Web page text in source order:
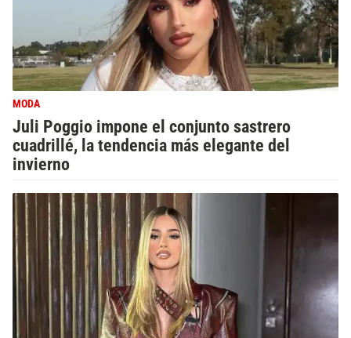
MODA
Juli Poggio impone el conjunto sastrero
cuadrillé, la tendencia más elegante del
invierno